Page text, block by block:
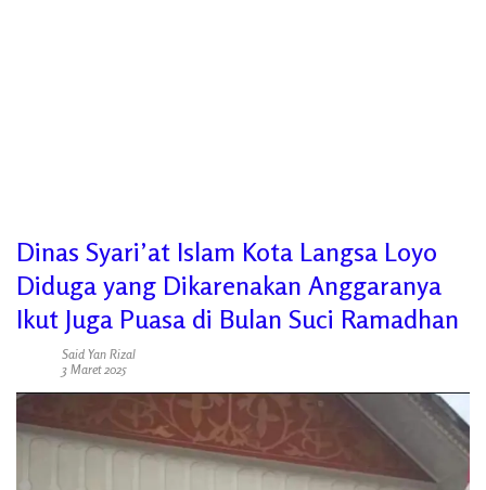
Dinas Syari’at Islam Kota Langsa Loyo
Diduga yang Dikarenakan Anggaranya
Ikut Juga Puasa di Bulan Suci Ramadhan
Said Yan Rizal
3 Maret 2025